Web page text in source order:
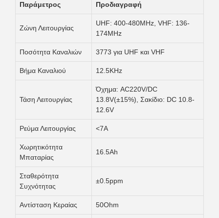
Παράμετρος Προδιαγραφή
Ζώνη Λειτουργίας
UHF: 400-480MHz, VHF: 136-
174MHz
Ποσότητα Καναλιών 3773 για UHF και VHF
Βήμα Καναλιού 12.5KHz
Τάση Λειτουργίας
Όχημα: AC220V/DC
13.8V(±15%), Σακίδιο: DC 10.8-
12.6V
Ρεύμα Λειτουργίας <7A
Χωρητικότητα
Μπαταρίας
16.5Ah
Σταθερότητα
Συχνότητας
±0.5ppm
Αντίσταση Κεραίας 50Ohm